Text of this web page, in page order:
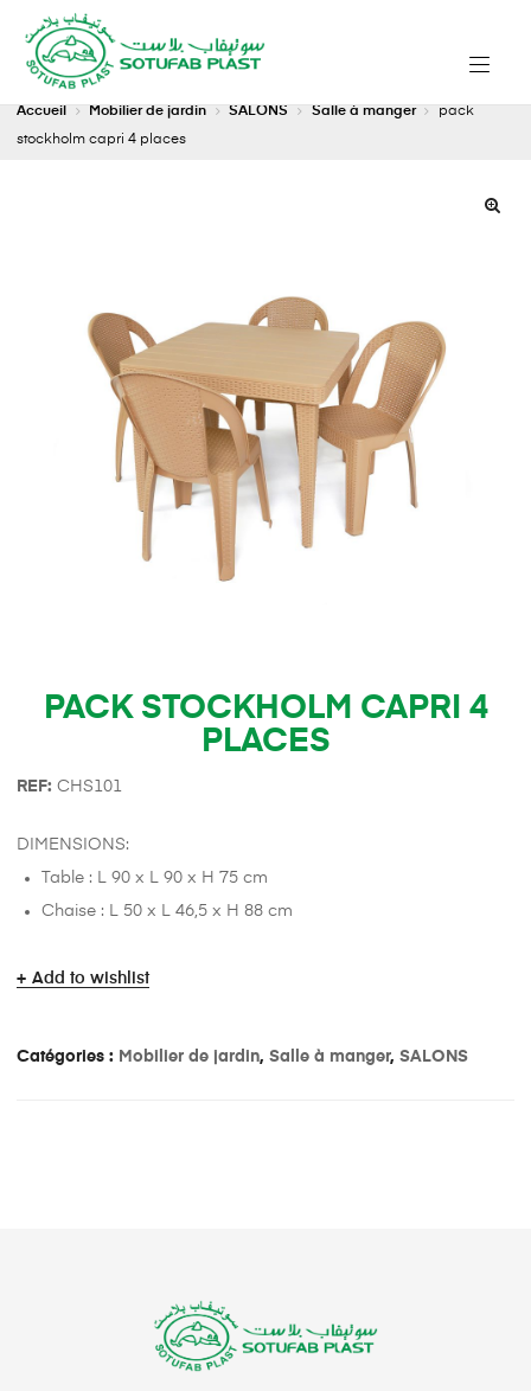
Accueil Mobilier de jardin SALONS Salle à manger
pack
stockholm capri 4 places
PACK STOCKHOLM CAPRI 4
PLACES
REF: CHS101
DIMENSIONS:
Table : L 90 x L 90 x H 75 cm
Chaise : L 50 x L 46,5 x H 88 cm
Add to wishlist
Catégories : Mobilier de jardin, Salle à manger, SALONS